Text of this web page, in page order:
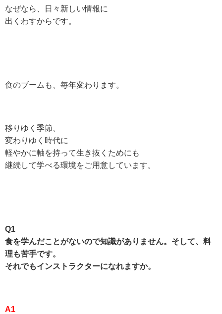
なぜなら、日々新しい情報に
出くわすからです。
食のブームも、毎年変わります。
移りゆく季節、
変わりゆく時代に
軽やかに軸を持って生き抜くためにも
継続して学べる環境をご用意しています。
Q1
食を学んだことがないので知識がありません。 そして、料
理も苦手です。
それでもインストラクターになれますか。
A1